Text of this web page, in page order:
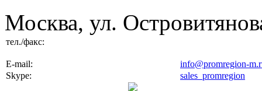
Москва, ул.
тел./факс:
E-mail:
info@promregion-
Skype:
sales_promregion